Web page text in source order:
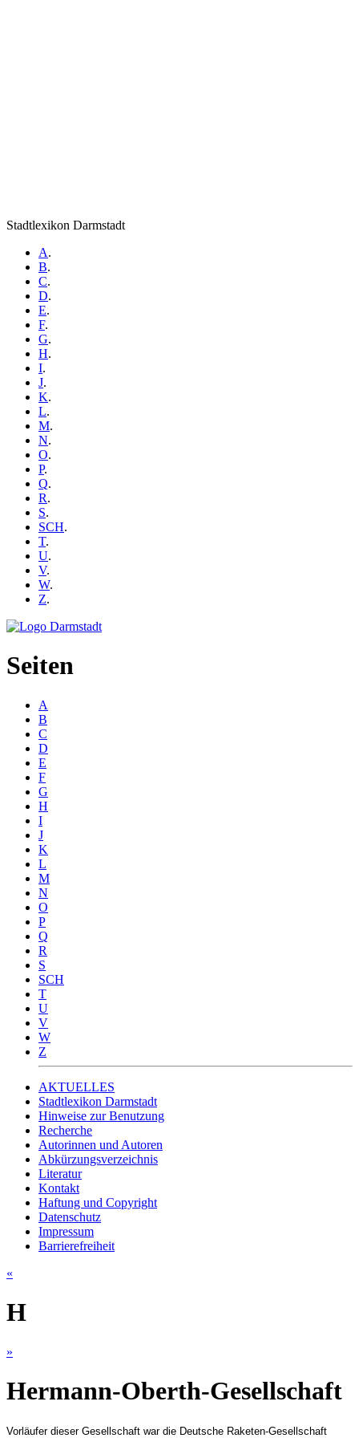
Stadtlexikon Darmstadt
A.
B.
C.
D.
E.
F.
G.
H.
I.
J.
K.
L.
M.
N.
O.
P.
Q.
R.
S.
SCH.
T.
U.
V.
W.
Z.
Seiten
A
B
C
D
E
F
G
H
I
J
K
L
M
N
O
P
Q
R
S
SCH
T
U
V
W
Z
AKTUELLES
Stadtlexikon Darmstadt
Hinweise zur Benutzung
Recherche
Autorinnen und Autoren
Abkürzungsverzeichnis
Literatur
Kontakt
Haftung und Copyright
Datenschutz
Impressum
Barrierefreiheit
«
H
»
Hermann-Oberth-Gesellschaft
Vorläufer dieser Gesellschaft war die Deutsche Raketen-Gesellschaft